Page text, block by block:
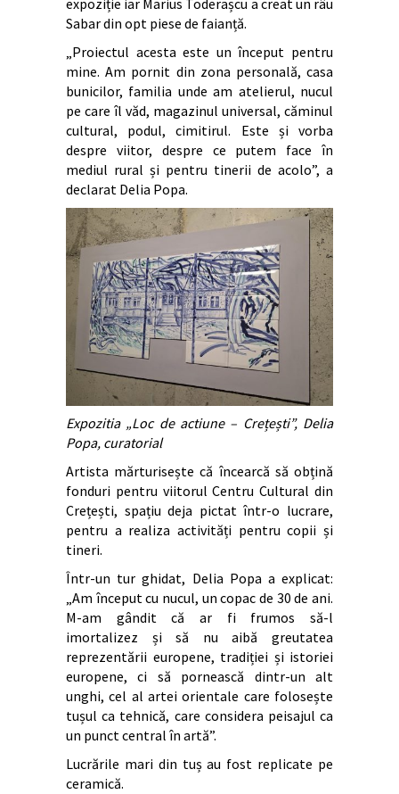
expoziție iar Marius Toderașcu a creat un râu
Sabar din opt piese de faianță.
„Proiectul acesta este un început pentru
mine. Am pornit din zona personală, casa
bunicilor, familia unde am atelierul, nucul
pe care îl văd, magazinul universal, căminul
cultural, podul, cimitirul. Este și vorba
despre viitor, despre ce putem face în
mediul rural și pentru tinerii de acolo”, a
declarat Delia Popa.
Expozitia „Loc de actiune – Crețești”, Delia
Popa, curatorial
Artista mărturisește că încearcă să obțină
fonduri pentru viitorul Centru Cultural din
Crețești, spațiu deja pictat într-o lucrare,
pentru a realiza activități pentru copii și
tineri.
Într-un tur ghidat, Delia Popa a explicat:
„Am început cu nucul, un copac de 30 de ani.
M-am gândit că ar fi frumos să-l
imortalizez și să nu aibă greutatea
reprezentării europene, tradiției și istoriei
europene, ci să pornească dintr-un alt
unghi, cel al artei orientale care folosește
tușul ca tehnică, care considera peisajul ca
un punct central în artă”.
Lucrările mari din tuș au fost replicate pe
ceramică.